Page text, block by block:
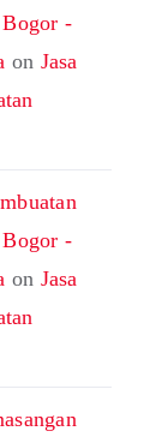
-
on Jasa
-
on Jasa